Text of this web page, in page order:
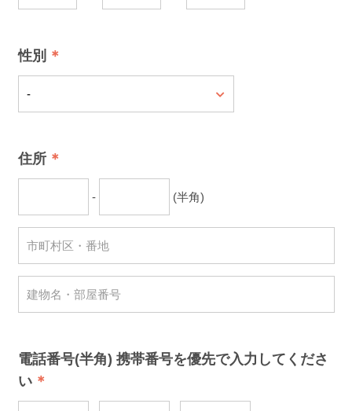
性別
住所
- (半角)
電話番号(半角) 携帯番号を優先で入力してくださ
い